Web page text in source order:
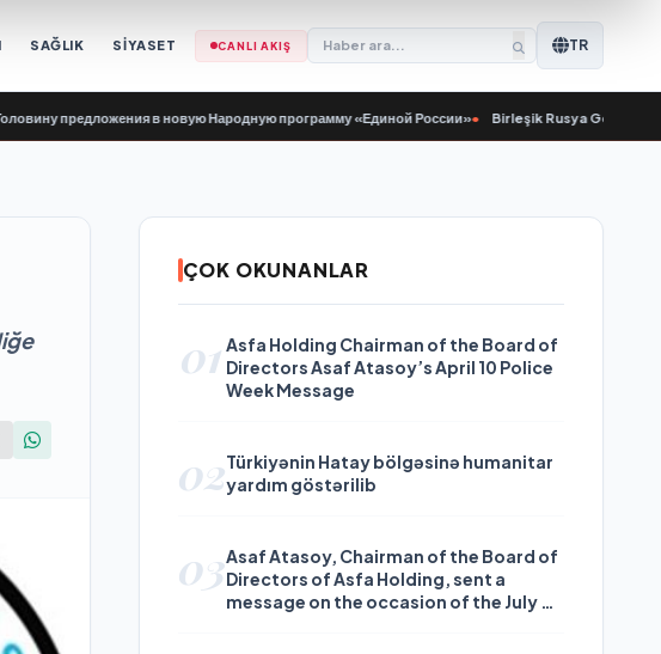
SAĞLIK SİYASET CANLI AKIŞ TR
предложения в новую Народную программу «Единой России»• Birleşik Rusya Genç
ÇOK OKUNANLAR
01 Asfa Holding Chairman of the Board of
Directors Asaf Atasoy’s April 10 Police
Week Message
02Türkiyənin Hatay bölgəsinə humanitar
yardım göstərilib
03Asaf Atasoy, Chairman of the Board of
Directors of Asfa Holding, sent a
message on the occasion of the July 24